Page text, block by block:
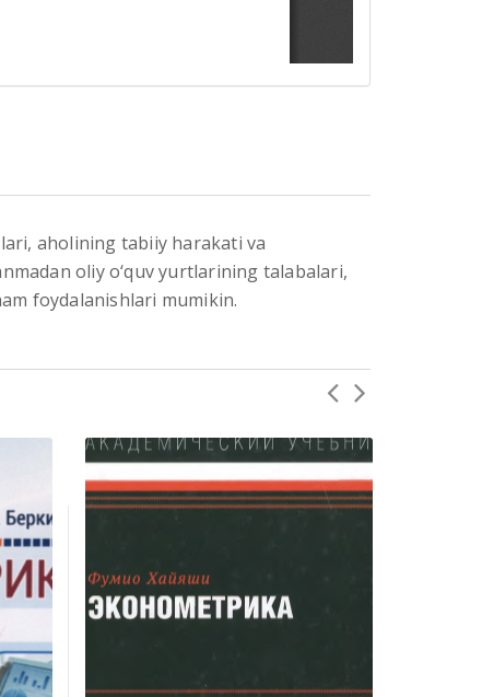
aholining tabiiy harakati va
oliy o‘quv yurtlarining talabalari,
foydalanishlari mumikin.